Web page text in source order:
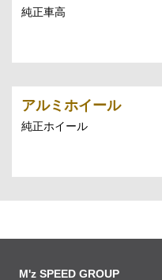
純正車高
アルミホイール
純正ホイール
M'z SPEED GROUP